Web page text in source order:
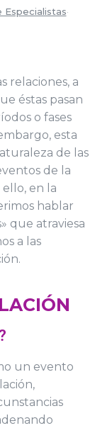
Especialistas·
relaciones, a
éstas pasan
o fases
esta
de las
de la
ello, en la
hablar
que atraviesa
a las
un evento